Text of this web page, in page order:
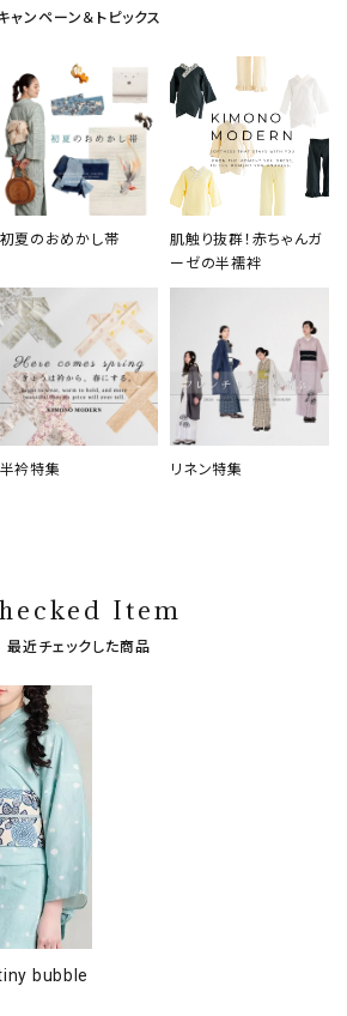
ャンペーン＆トピックス
初夏のおめかし帯
肌触り抜群！赤ちゃんガ
ーゼの半襦袢
半衿特集 リネン特集
Item
最近チェックした商品
bubble